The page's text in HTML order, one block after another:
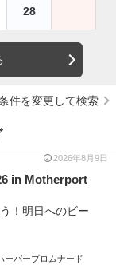
28
件を変更して検索
2026年8月9日
in Motherport
！明日へのビー
バープロムナード